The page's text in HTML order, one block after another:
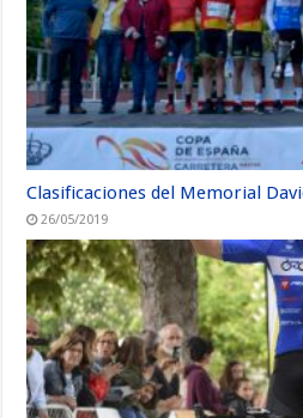
Clasificaciones del Memorial
26/05/2019